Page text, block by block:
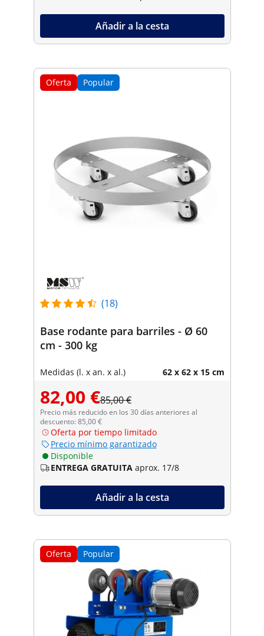
Añadir a la cesta
Oferta Popular
(18)
Base rodante para barriles - Ø 60
cm - 300 kg
Medidas (l. x an. x al.) 62 x 62 x 15 cm
82,00 €85,00 €
Precio más reducido en los 30 días anteriores al
descuento: 85,00 €
Oferta por tiempo limitado
Precio mínimo garantizado
Disponible
ENTREGA GRATUITA aprox. 17/8
Añadir a la cesta
Oferta Popular